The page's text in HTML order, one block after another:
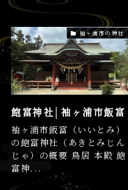
袖ヶ浦市の神社
飽富神社│袖ヶ浦市飯富
袖ヶ浦市飯富（いいとみ）
の飽富神社（あきとみじん
じゃ）の概要 鳥居 本殿 飽
富神...